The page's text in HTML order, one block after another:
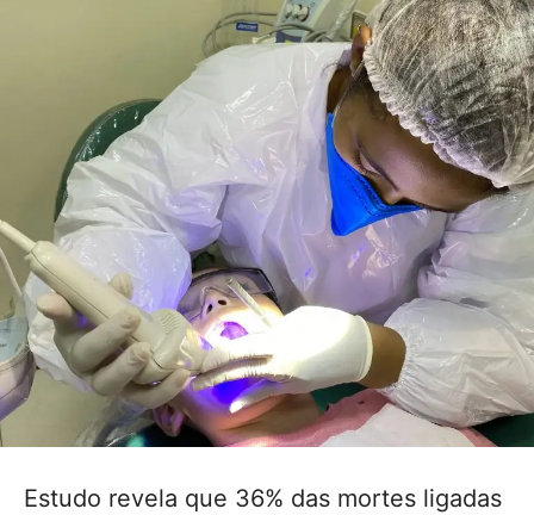
Estudo revela que 36% das mortes ligadas